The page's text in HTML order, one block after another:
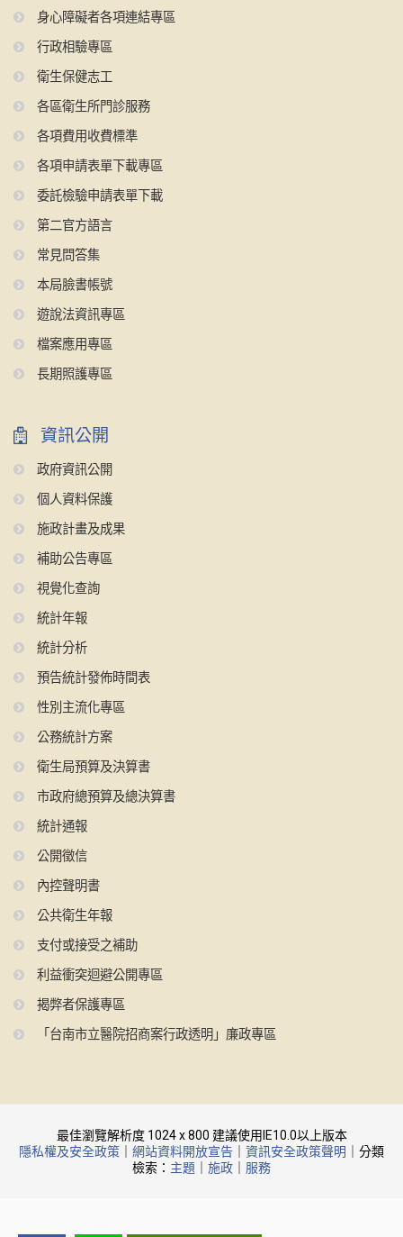
身心障礙者各項連結專區
行政相驗專區
衛生保健志工
各區衛生所門診服務
各項費用收費標準
各項申請表單下載專區
委託檢驗申請表單下載
第二官方語言
常見問答集
本局臉書帳號
遊說法資訊專區
檔案應用專區
長期照護專區
資訊公開
政府資訊公開
個人資料保護
施政計畫及成果
補助公告專區
視覺化查詢
統計年報
統計分析
預告統計發佈時間表
性別主流化專區
公務統計方案
衛生局預算及決算書
市政府總預算及總決算書
統計通報
公開徵信
內控聲明書
公共衛生年報
支付或接受之補助
利益衝突迴避公開專區
揭弊者保護專區
「台南市立醫院招商案行政透明」廉政專區
最佳瀏覽解析度 1024 x 800 建議使用IE10.0以上版本
隱私權及安全政策
網站資料開放宣告 資訊安全政策聲明
｜分類
檢索： 主題 施政 服務